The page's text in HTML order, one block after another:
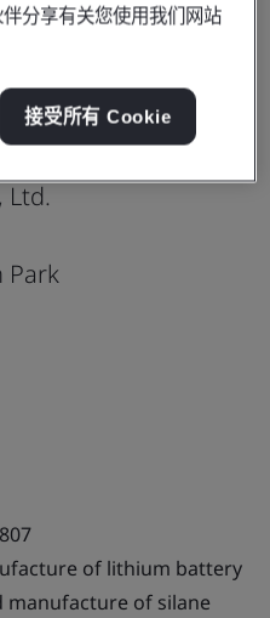
Ltd.
Park
of lithium battery
manufacture of silane
分享有关您使用我们网站
接受所有 Cookie